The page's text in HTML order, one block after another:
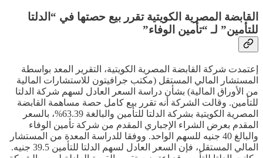
القابضة المصرية الكويتية تقرر بيع حصتها في “الدلتا
للتأمين” لـ “تأمين الوفاء”
إعتمدت شركة القابضة المصرية الكويتية، التقرير المعد بواسطة
المستشار المالي المستقل (مكتب جرافيتون للاستشارات المالية
من الأوراق المالية) بشأن دراسة السعر العادل لسهم شركة الدلتا
للتأمين. وقالت الشركة أنه تقرر بيع كامل حصة مساهمة القابضة
المصرية الكويتية بشركة الدلتا للتأمين والبالغة 63.39%، بالسعر
المقدم بعرض الشراء الإجباري المقدم من شركة تأمين الوفاء
والبالغ 40 جنيه للسهم الواحد. ووفقا للدراسة المعدة من المستشار
المالي المستقل، فإن السعر العادل لسهم الدلتا للتأمين 39.5 جنيه.